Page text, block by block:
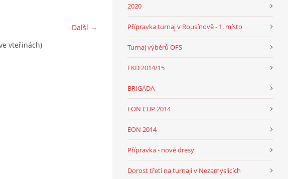
Další →
vteřinách)
2020
Přípravka turnaj v Rousínově - 1. místo
Turnaj výběrů OFS
FKD 2014/15
BRIGÁDA
EON CUP 2014
EON 2014
Přípravka - nové dresy
Dorost třetí na turnaji v Nezamyslicích